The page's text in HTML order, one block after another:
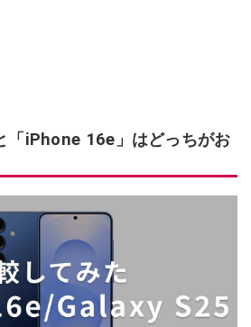
「iPhone 16e」はどっちがお